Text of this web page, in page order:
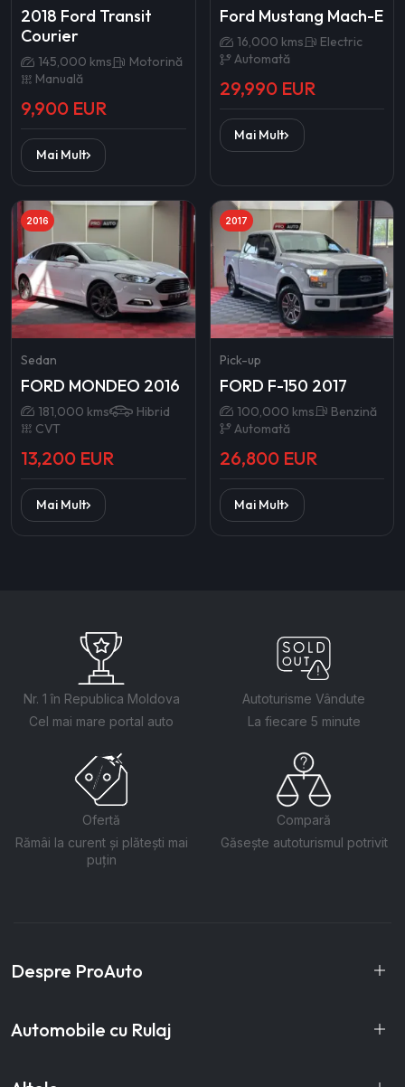
2018 Ford Transit
Courier
145,000 kms
Motorină
Manuală
9,900 EUR
Mai Mult
Ford Mustang Mach-E
16,000 kms
Electric
Automată
29,990 EUR
Mai Mult
2016
Sedan
FORD MONDEO 2016
181,000 kms
Hibrid
CVT
13,200 EUR
Mai Mult
2017
Pick-up
FORD F-150 2017
100,000 kms
Benzină
Automată
26,800 EUR
Mai Mult
Nr. 1 în Republica Moldova
Cel mai mare portal auto
Autoturisme Vândute
La fiecare 5 minute
Ofertă
Rămâi la curent și plătești mai
puțin
Compară
Găsește autoturismul potrivit
Despre ProAuto
Automobile cu Rulaj